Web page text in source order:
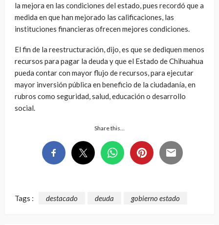
la mejora en las condiciones del estado, pues recordó que a
medida en que han mejorado las calificaciones, las
instituciones financieras ofrecen mejores condiciones.
El fin de la reestructuración, dijo, es que se dediquen menos
recursos para pagar la deuda y que el Estado de Chihuahua
pueda contar con mayor flujo de recursos, para ejecutar
mayor inversión pública en beneficio de la ciudadanía, en
rubros como seguridad, salud, educación o desarrollo
social.
Share this…
Tags : destacado deuda gobierno estado